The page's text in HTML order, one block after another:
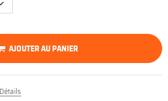
AJOUTER AU PANIER
Détails